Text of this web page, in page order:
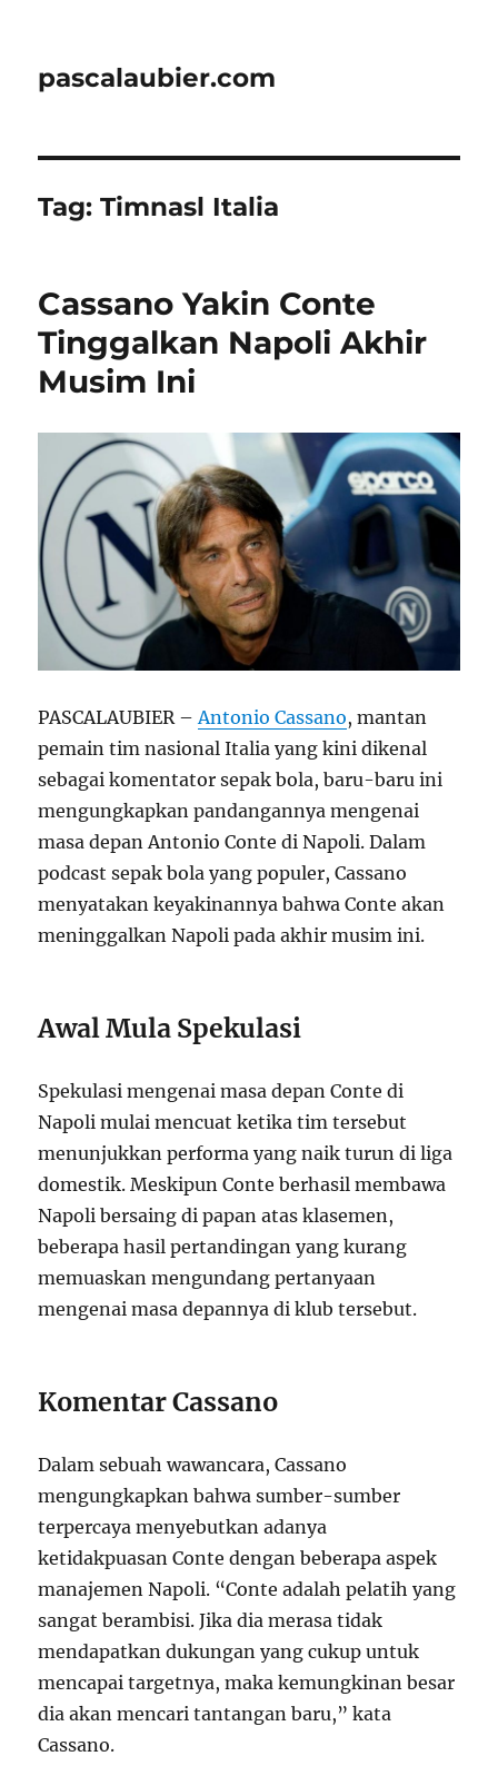
pascalaubier.com
Tag:Timnasl Italia
Cassano Yakin Conte
Tinggalkan Napoli Akhir
Musim Ini
PASCALAUBIER – Antonio Cassano, mantan
pemain tim nasional Italia yang kini dikenal
sebagai komentator sepak bola, baru-baru ini
mengungkapkan pandangannya mengenai
masa depan Antonio Conte di Napoli. Dalam
podcast sepak bola yang populer, Cassano
menyatakan keyakinannya bahwa Conte akan
meninggalkan Napoli pada akhir musim ini.
Awal Mula Spekulasi
Spekulasi mengenai masa depan Conte di
Napoli mulai mencuat ketika tim tersebut
menunjukkan performa yang naik turun di liga
domestik. Meskipun Conte berhasil membawa
Napoli bersaing di papan atas klasemen,
beberapa hasil pertandingan yang kurang
memuaskan mengundang pertanyaan
mengenai masa depannya di klub tersebut.
Komentar Cassano
Dalam sebuah wawancara, Cassano
mengungkapkan bahwa sumber-sumber
terpercaya menyebutkan adanya
ketidakpuasan Conte dengan beberapa aspek
manajemen Napoli. “Conte adalah pelatih yang
sangat berambisi. Jika dia merasa tidak
mendapatkan dukungan yang cukup untuk
mencapai targetnya, maka kemungkinan besar
dia akan mencari tantangan baru,” kata
Cassano.